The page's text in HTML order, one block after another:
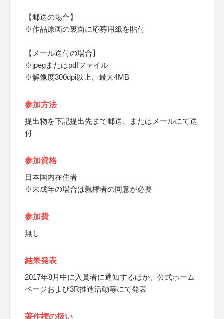
【郵送の場合】
※作品原画の裏面に応募用紙を貼付
【メール送付の場合】
※jpegまたはpdfファイル
※解像度300dpi以上、最大4MB
参加方法
提出物を下記提出先まで郵送、またはメールにて送
付
参加資格
日本国内在住者
※未成年の場合は親権者の同意が必要
参加費
無し
結果発表
2017年8月中に入賞者に通知するほか、公式ホーム
ページおよび3R推進活動等にて発表
著作権の扱い